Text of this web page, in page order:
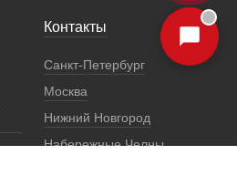
Контакты
Санкт-Петербург
Москва
Нижний Новгород
Набережные Челны